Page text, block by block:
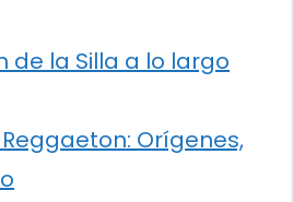
de la Silla a lo largo
Orígenes,